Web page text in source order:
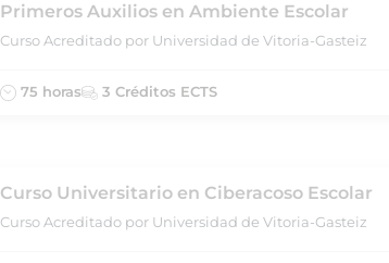
Primeros Auxilios en Ambiente Escolar
Curso Acreditado por Universidad de Vitoria-Gasteiz
75 horas 3 Créditos ECTS
Curso Universitario en Ciberacoso Escolar
Curso Acreditado por Universidad de Vitoria-Gasteiz